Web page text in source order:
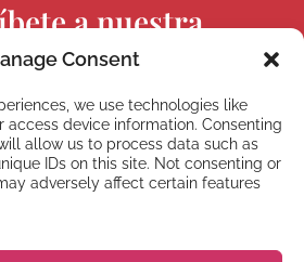
Consent
we use technologies like
device information. Consenting
allow us to process data such as
IDs on this site. Not consenting or
adversely affect certain features
a nuestra
Suscríbete